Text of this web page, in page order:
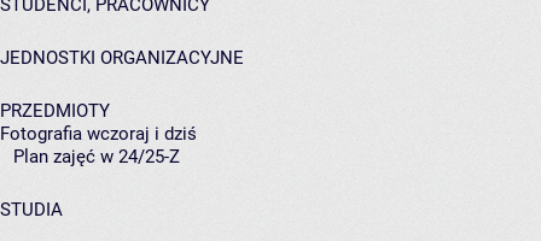
STUDENCI, PRACOWNICY
JEDNOSTKI ORGANIZACYJNE
PRZEDMIOTY
Fotografia wczoraj i dziś
Plan zajęć w 24/25-Z
STUDIA